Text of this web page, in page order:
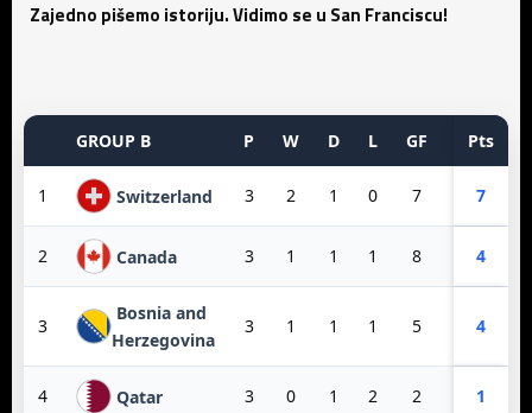
Zajedno pišemo istoriju. Vidimo se u San Franciscu!
GROUP B P W D L GF GA
Pts
1 Switzerland 3 2 1 0 7 7
2 Canada 3 1 1 1 8 4
3
Bosnia and
Herzegovina
3 1 1 1 5 4
4 Qatar 3 0 1 2 2 1